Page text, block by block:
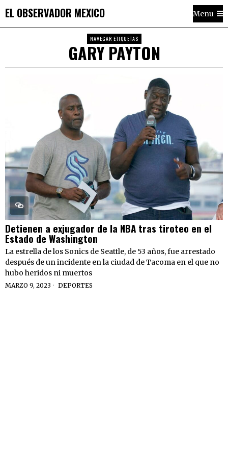
EL OBSERVADOR MEXICO Menu
NAVEGAR ETIQUETAS
GARY PAYTON
Detienen a exjugador de la NBA tras tiroteo en el
Estado de Washington
La estrella de los Sonics de Seattle, de 53 años, fue arrestado
después de un incidente en la ciudad de Tacoma en el que no
hubo heridos ni muertos
MARZO 9, 2023 DEPORTES